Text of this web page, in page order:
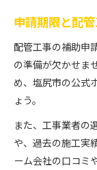
申請期限と配
配管工事の補助申
の準備が欠かせま
め、塩尻市の公式
ょう。
また、工事業者の
や、過去の施工実
ーム会社の口コミ